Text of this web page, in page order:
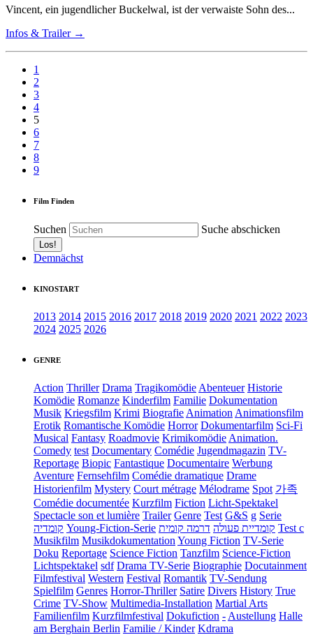
Vincent, ein jugendlicher Buckelwal, ist der verwaiste Sohn des...
Infos & Trailer →
1
2
3
4
5
6
7
8
9
Film Finden
Suchen Suche abschicken
Demnächst
KINOSTART
2013 2014 2015 2016 2017 2018 2019 2020 2021 2022 2023
2024 2025 2026
GENRE
Action Thriller Drama Tragikomödie Abenteuer Historie
Komödie Romanze Kinderfilm Familie Dokumentation
Musik Kriegsfilm Krimi Biografie Animation Animationsfilm
Erotik Romantische Komödie Horror Dokumentarfilm Sci-Fi
Musical Fantasy Roadmovie Krimikomödie Animation.
Comedy test Documentary Comédie Jugendmagazin TV-
Reportage Biopic Fantastique Documentaire Werbung
Aventure Fernsehfilm Comédie dramatique Drame
Historienfilm Mystery Court métrage Mélodrame Spot 가족
Comédie documentée Kurzfilm Fiction Licht-Spektakel
Spectacle son et lumière Trailer Genre Test G&S g Serie
קומדיה Young-Fiction-Serie קומדיית פעולה דרמה קומית
Test c
Musikfilm Musikdokumentation Young Fiction TV-Serie
Doku Reportage Science Fiction Tanzfilm Science-Fiction
Lichtspektakel sdf Drama TV-Serie Biographie Docutainment
Filmfestival Western Festival Romantik TV-Sendung
Spielfilm Genres Horror-Thriller Satire Divers History True
Crime TV-Show Multimedia-Installation Martial Arts
Familienfilm Kurzfilmfestival Dokufiction - Austellung Halle
am Berghain Berlin Familie / Kinder Kdrama